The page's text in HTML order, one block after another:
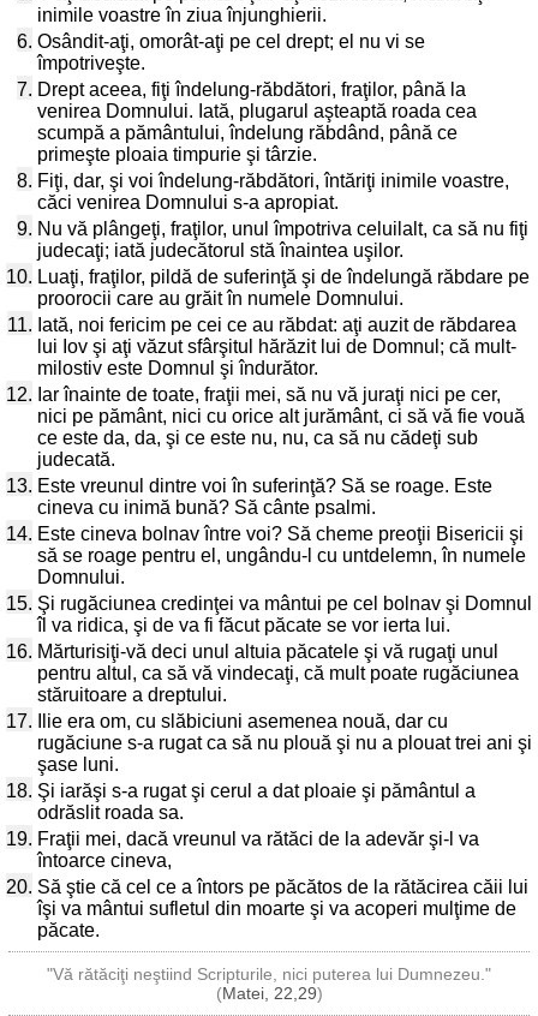
inimile voastre în ziua înjunghierii.
6. Osândit-aţi, omorât-aţi pe cel drept; el nu vi se
împotriveşte.
7. Drept aceea, fiţi îndelung-răbdători, fraţilor, până la
venirea Domnului. Iată, plugarul aşteaptă roada cea
scumpă a pământului, îndelung răbdând, până ce
primeşte ploaia timpurie şi târzie.
8. Fiţi, dar, şi voi îndelung-răbdători, întăriţi inimile voastre,
căci venirea Domnului s-a apropiat.
9. Nu vă plângeţi, fraţilor, unul împotriva celuilalt, ca să nu fiţi
judecaţi; iată judecătorul stă înaintea uşilor.
10. Luaţi, fraţilor, pildă de suferinţă şi de îndelungă răbdare pe
proorocii care au grăit în numele Domnului.
11. Iată, noi fericim pe cei ce au răbdat: aţi auzit de răbdarea
lui Iov şi aţi văzut sfârşitul hărăzit lui de Domnul; că mult-
milostiv este Domnul şi îndurător.
12. Iar înainte de toate, fraţii mei, să nu vă juraţi nici pe cer,
nici pe pământ, nici cu orice alt jurământ, ci să vă fie vouă
ce este da, da, şi ce este nu, nu, ca să nu cădeţi sub
judecată.
13. Este vreunul dintre voi în suferinţă? Să se roage. Este
cineva cu inimă bună? Să cânte psalmi.
14. Este cineva bolnav între voi? Să cheme preoţii Bisericii şi
să se roage pentru el, ungându-l cu untdelemn, în numele
Domnului.
15. Şi rugăciunea credinţei va mântui pe cel bolnav şi Domnul
îl va ridica, şi de va fi făcut păcate se vor ierta lui.
16. Mărturisiţi-vă deci unul altuia păcatele şi vă rugaţi unul
pentru altul, ca să vă vindecaţi, că mult poate rugăciunea
stăruitoare a dreptului.
17.
Ilie era om, cu slăbiciuni asemenea nouă, dar cu
rugăciune s-a rugat ca să nu plouă şi nu a plouat trei ani şi
şase luni.
18. Şi iarăşi s-a rugat şi cerul a dat ploaie şi pământul a
odrăslit roada sa.
19. Fraţii mei, dacă vreunul va rătăci de la adevăr şi-l va
întoarce cineva,
20. Să ştie că cel ce a întors pe păcătos de la rătăcirea căii lui
îşi va mântui sufletul din moarte şi va acoperi mulţime de
păcate.
"Vă rătăciţi neştiind Scripturile, nici puterea lui Dumnezeu."
(Matei, 22,29)